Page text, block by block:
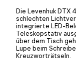
Die Levenhuk DTX
schlechten
integrierte LED-
Teleskopstativ
über dem Tisch
Lupe beim
Kreuzworträtseln.